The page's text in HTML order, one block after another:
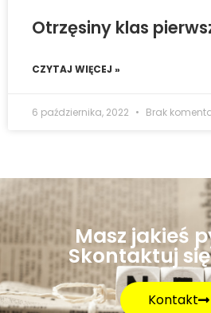
Otrzęsiny klas
CZYTAJ WIĘCEJ »
6 października, 2022 Brak
Masz jakieś
Skontaktuj
Kontakt